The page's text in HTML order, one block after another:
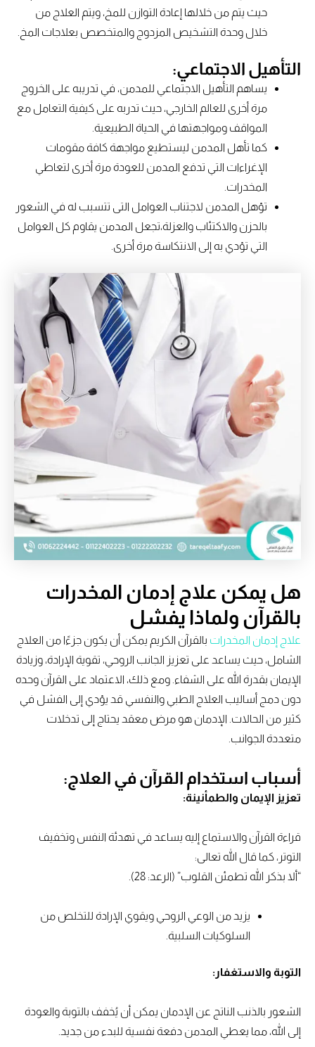
حيث يتم من خلالها إعادة التوازن للمخ، ويتم العلاج من
خلال وحدة التشخيص المزدوج والمتخصص بعلاجات المخ.
التأهيل الاجتماعي:
يساهم التأهيل الاجتماعي للمدمن، في تدريبه على الخروج
مرة أخرى للعالم الخارجي، حيث تدربه على كيفية التعامل مع
المواقف ومواجهتها في الحياة الطبيعية.
كما تأهل المدمن ليستطيع مواجهة كافة مقومات
الإغراءات التي تدفع المدمن للعودة مرة أخرى لتعاطي
المخدرات.
تؤهل المدمن لاجتناب العوامل التى تتسبب له في الشعور
بالحزن والاكتئاب والعزلة،تجعل المدمن يقاوم كل العوامل
التي تؤدي به إلى الانتكاسة مرة أخرى.
هل يمكن علاج إدمان المخدرات
بالقرآن ولماذا يفشل
علاج إدمان المخدراتبالقرآن الكريم يمكن أن يكون جزءًا من العلاج
الشامل، حيث يساعد على تعزيز الجانب الروحي، تقوية الإرادة، وزيادة
الإيمان بقدرة الله على الشفاء. ومع ذلك، الاعتماد على القرآن وحده
دون دمج أساليب العلاج الطبي والنفسي قد يؤدي إلى الفشل في
كثير من الحالات. الإدمان هو مرض معقد يحتاج إلى تدخلات
متعددة الجوانب.
أسباب استخدام القرآن في العلاج:
تعزيز الإيمان والطمأنينة:
قراءة القرآن والاستماع إليه يساعد في تهدئة النفس وتخفيف
التوتر، كما قال الله تعالى:
“ألا بذكر الله تطمئن القلوب” (الرعد: 28).
يزيد من الوعي الروحي ويقوي الإرادة للتخلص من
السلوكيات السلبية.
التوبة والاستغفار:
الشعور بالذنب الناتج عن الإدمان يمكن أن يُخفف بالتوبة والعودة
إلى الله، مما يعطي المدمن دفعة نفسية للبدء من جديد.